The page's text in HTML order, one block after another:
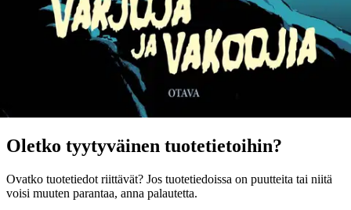
Näytä lisää tuotekuvausta
Ominaisuudet
Oletko tyytyväinen tuotetietoihin?
Ovatko tuotetiedot riittävät? Jos tuotetiedoissa on puutteita tai niitä
voisi muuten parantaa, anna palautetta.